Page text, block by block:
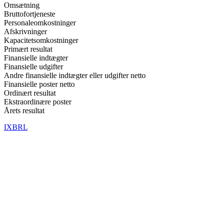
Omsætning
Bruttofortjeneste
Personaleomkostninger
Afskrivninger
Kapacitetsomkostninger
Primært resultat
Finansielle indtægter
Finansielle udgifter
Andre finansielle indtægter eller udgifter netto
Finansielle poster netto
Ordinært resultat
Ekstraordinære poster
Årets resultat
IXBRL